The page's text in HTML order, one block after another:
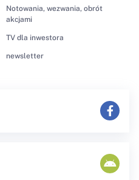
Notowania, wezwania, obrót
akcjami
TV dla inwestora
newsletter